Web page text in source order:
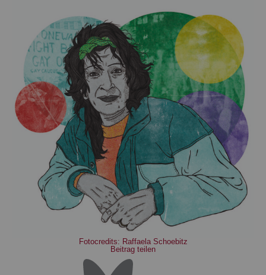
Fotocredits: Raffaela Schoebitz
Beitrag teilen